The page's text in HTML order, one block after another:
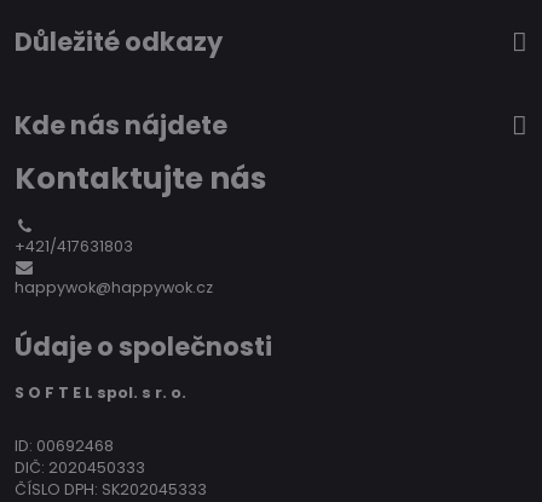
Důležité odkazy
Kde nás nájdete
Kontaktujte nás
+421/417631803
happywok@happywok.cz
Údaje o společnosti
S O F T E L spol. s r. o.
ID: 00692468
DIČ: 2020450333
ČÍSLO DPH: SK202045333